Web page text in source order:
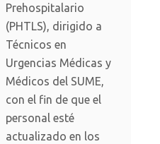
Prehospitalario
(PHTLS), dirigido a
Técnicos en
Urgencias Médicas y
Médicos del SUME,
con el fin de que el
personal esté
actualizado en los